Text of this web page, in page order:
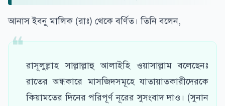
আনাস ইবনু মালিক (রাঃ) থেকে বর্ণিত। তিনি বলেন,
রাসূলুল্লাহ সাল্লাল্লাহু আলাইহি ওয়াসাল্লাম বলেছেনঃ
রাতের অন্ধকারে মাসজিদসমূহে যাতায়াতকারীদেরকে
কিয়ামতের দিনের পরিপূর্ণ নূরের সুসংবাদ দাও। (সুনান